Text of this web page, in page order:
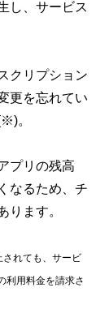
し、サービス
クリプション
更を忘れてい
。
プリの残高
なるため、チ
ります。
れても、サービ
利用料金を請求さ